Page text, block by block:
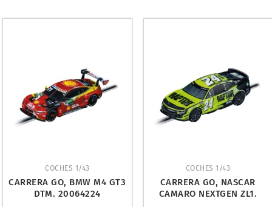
COCHES 1/43
CARRERA GO, BMW M4 GT3
DTM. 20064224
COCHES 1/43
CARRERA GO, NASCAR
CAMARO NEXTGEN ZL1.